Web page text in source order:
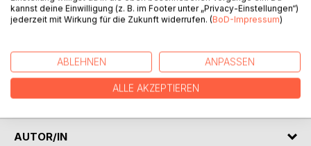
Fünf Runensteine hüten ein Geheimnis, das ihr Leben für
immer verändern wird. Zwischen Vergangenheit und
herausfinden, wem sie vertrauen kann und wer sie wirklich
Ein nordisch-mystischer Roman über eine beginnende
Liebe, alte Geheimnisse und vergessene Mythen.
AUTOR/IN
kannst deine Einwilligung (z. B. im Footer unter „Privacy-Einstellungen“)
jederzeit mit Wirkung für die Zukunft widerrufen. (BoD-Impressum)
ABLEHNEN ANPASSEN
ALLE AKZEPTIEREN